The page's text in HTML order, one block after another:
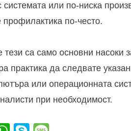
или по-ниска
по-често.
са само основни насоки
практика да следвате
или операционната
при необходимост.